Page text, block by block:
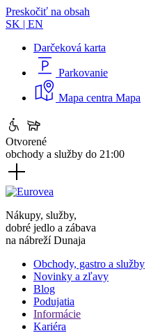
Preskočiť na obsah
SK | EN
Darčeková karta
Parkovanie
Mapa centra Mapa
Otvorené
obchody a služby do 21:00
Nákupy, služby,
dobré jedlo a zábava
na nábreží Dunaja
Obchody, gastro a služby
Novinky a zľavy
Blog
Podujatia
Informácie
Kariéra